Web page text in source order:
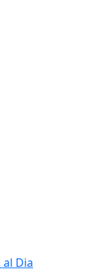
Dia